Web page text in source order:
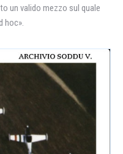
un valido mezzo sul quale
hoc».